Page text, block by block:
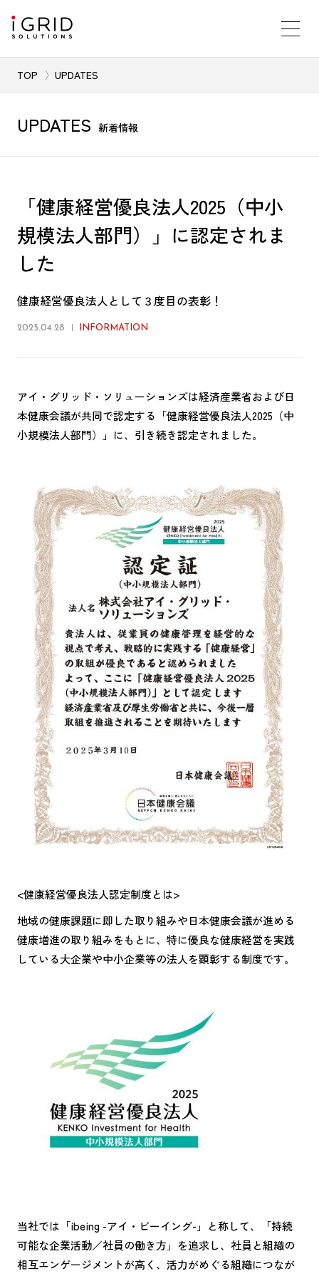
TOP UPDATES
UPDATES 新着情報
「健康経営優良法人2025（中小
規模法人部門）」に認定されま
した
健康経営優良法人として３度目の表彰！
2025.04.28 INFORMATION
アイ・グリッド・ソリューションズは経済産業省および日
本健康会議が共同で認定する「健康経営優良法人2025（中
小規模法人部門）」に、引き続き認定されました。
<健康経営優良法人認定制度とは>
地域の健康課題に即した取り組みや日本健康会議が進める
健康増進の取り組みをもとに、特に優良な健康経営を実践
している大企業や中小企業等の法人を顕彰する制度です。
当社では「ibeing -アイ・ビーイング-」と称して、「持続
可能な企業活動／社員の働き方」を追求し、社員と組織の
相互エンゲージメントが高く、活力がめぐる組織につなが